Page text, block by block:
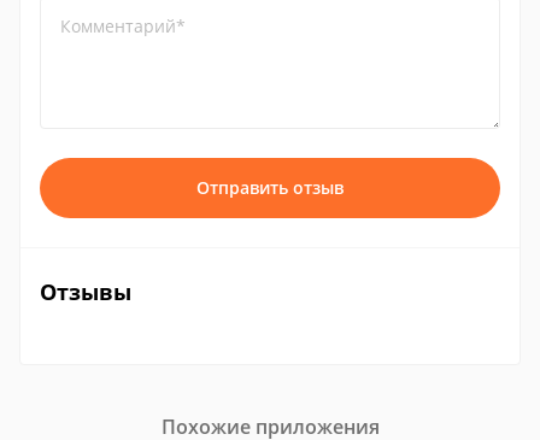
Комментарий*
Отправить отзыв
Отзывы
Похожие приложения